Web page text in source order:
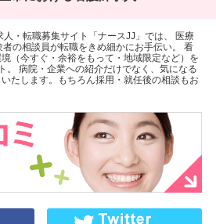
・転職募集サイト「ナースJJ」では、 医療
の相談員が転職をきめ細かにお手伝い。 看
（今すぐ・余裕をもって・地域限定など）を
。 病院・企業への紹介だけでなく、気になる
たします。もちろん採用・就任後の相談もお